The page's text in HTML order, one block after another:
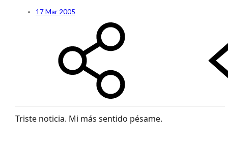
17 Mar 2005
Triste noticia. Mi más sentido pésame.